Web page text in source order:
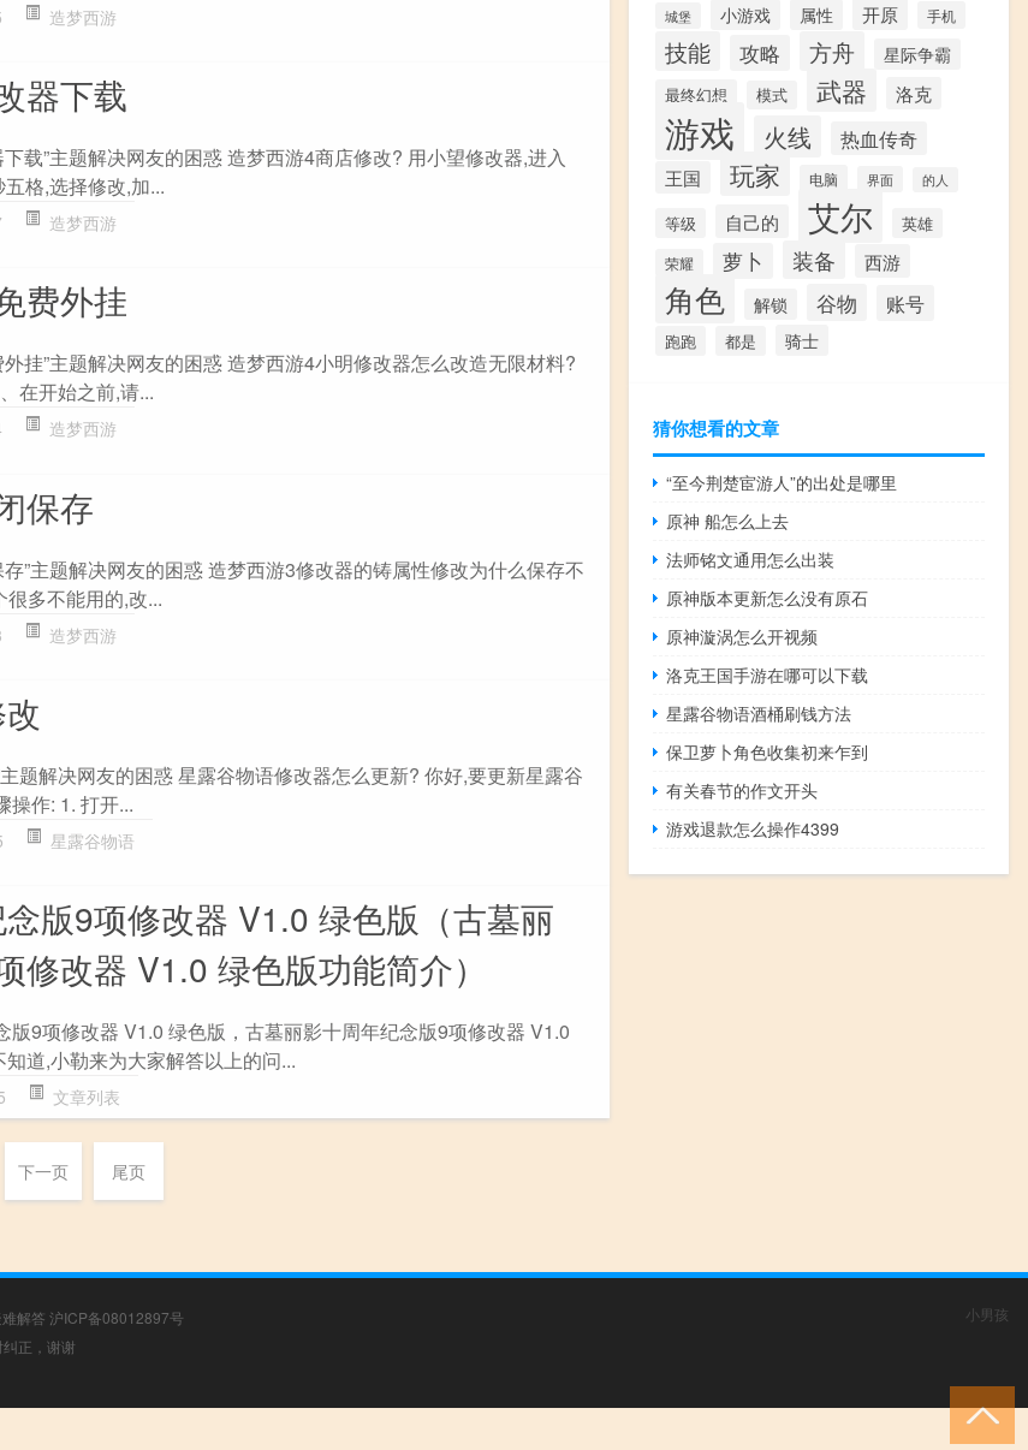
造梦西游
器下载
载”主题解决网友的困惑 造梦西游4商店修改? 用小望修改器,进入
格,选择修改,加...
造梦西游
费外挂
挂”主题解决网友的困惑 造梦西游4小明修改器怎么改造无限材料?
在开始之前,请...
造梦西游
保存
”主题解决网友的困惑 造梦西游3修改器的铸属性修改为什么保存不
多不能用的,改...
造梦西游
题解决网友的困惑 星露谷物语修改器怎么更新? 你好,要更新星露谷
操作: 1. 打开...
星露谷物语
版9项修改器 V1.0 绿色版（古墓丽
修改器 V1.0 绿色版功能简介）
版9项修改器 V1.0 绿色版，古墓丽影十周年纪念版9项修改器 V1.0
道,小勒来为大家解答以上的问...
文章列表
下一页 尾页
城堡 小游戏 属性 开原 手机
技能 攻略 方舟 星际争霸
最终幻想 模式 武器 洛克
游戏 火线 热血传奇
王国 玩家 电脑 界面 的人
等级 自己的 艾尔 英雄
荣耀 萝卜 装备 西游
角色 解锁 谷物 账号
跑跑 都是 骑士
猜你想看的文章
“至今荆楚宦游人”的出处是哪里
原神 船怎么上去
法师铭文通用怎么出装
原神版本更新怎么没有原石
原神漩涡怎么开视频
洛克王国手游在哪可以下载
星露谷物语酒桶刷钱方法
保卫萝卜角色收集初来乍到
有关春节的作文开头
游戏退款怎么操作4399
解答 沪ICP备08012897号
正，谢谢
小男孩